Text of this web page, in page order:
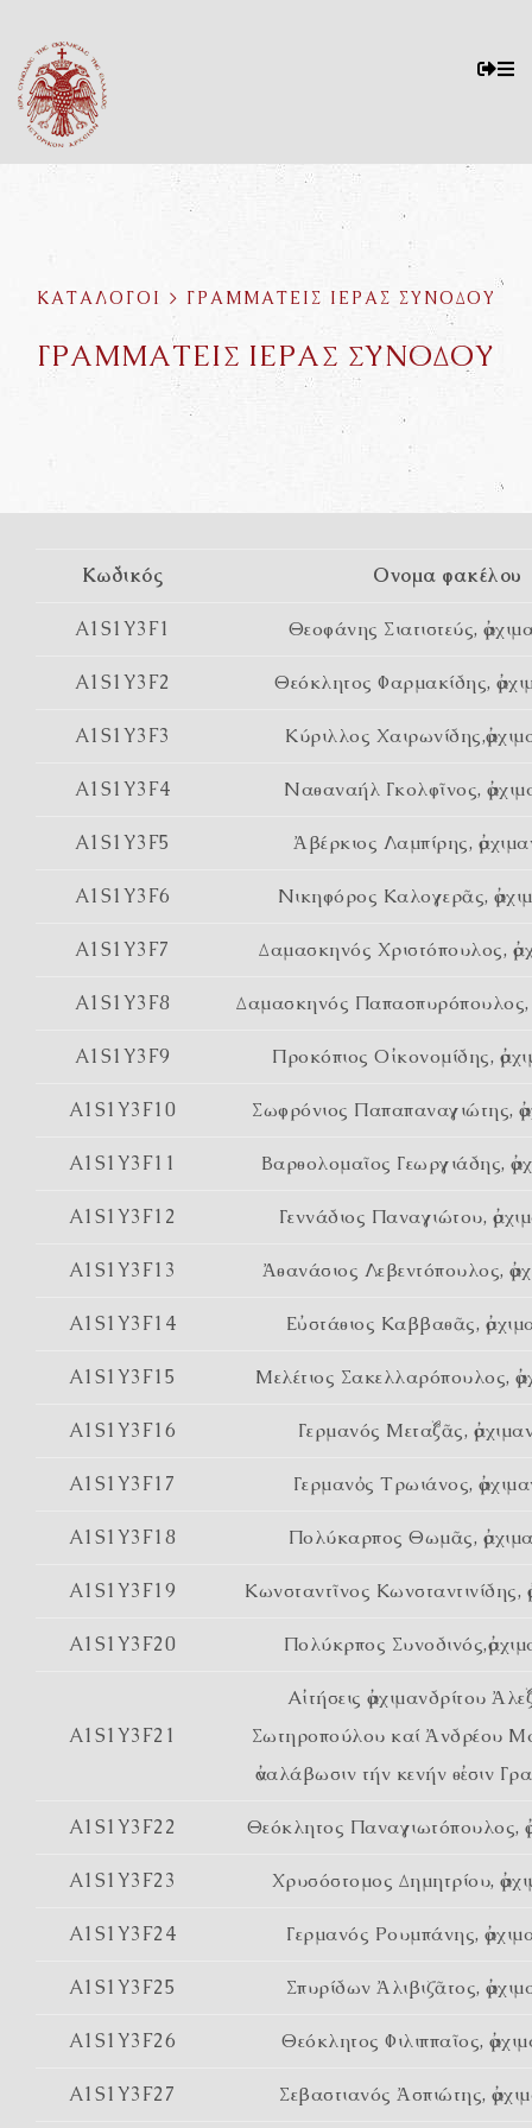
ΚΑΤΑΛΟΓΟΙ > ΓΡΑΜΜΑΤΕΙΣ ΙΕΡΑΣ ΣΥΝΟΔΟΥ
ΓΡΑΜΜΑΤΕΙΣ ΙΕΡΑΣ ΣΥΝΟΔΟΥ
Κωδικός Ονομα φακέλου
A1S1Y3F1 Θεοφάνης Σιατιστεύς,
A1S1Y3F2 Θεόκλητος Φαρμακίδης,
A1S1Y3F3 Κύριλλος
A1S1Y3F4 Ναθαναήλ Γκολφῖνος,
A1S1Y3F5 Ἀβέρκιος Λαμπίρης,
A1S1Y3F6 Νικηφόρος Καλογερᾶς,
A1S1Y3F7 Δαμασκηνός Χριστόπουλος,
A1S1Y3F8 Δαμασκηνός Παπασπυρόπουλος,
A1S1Y3F9 Προκόπιος Οἰκονομίδης,
A1S1Y3F10 Σωφρόνιος Παπαπαναγιώτης,
A1S1Y3F11 Βαρθολομαῖος Γεωργιάδης,
A1S1Y3F12 Γεννάδιος Παναγιώτου,
A1S1Y3F13 Ἀθανάσιος Λεβεντόπουλος,
A1S1Y3F14 Εὐστάθιος Καββαθᾶς,
A1S1Y3F15 Μελέτιος Σακελλαρόπουλος,
A1S1Y3F16 Γερμανός Μεταξᾶς,
A1S1Y3F17 Γερμανὀς Τρωιάνος,
A1S1Y3F18 Πολύκαρπος Θωμᾶς,
A1S1Y3F19 Κωνσταντῖνος Κωνσταντινίδης,
A1S1Y3F20 Πολύκρπος
A1S1Y3F21
Αἰτήσεις ἀρχιμανδρίτου
Σωτηροπούλου καί Ἀνδρέου
ἀναλάβωσιν τήν κενήν θἐσιν
A1S1Y3F22 Θεόκλητος Παναγιωτόπουλος,
A1S1Y3F23 Χρυσόστομος Δημητρίου,
A1S1Y3F24 Γερμανός Ρουμπάνης,
A1S1Y3F25 Σπυρίδων Ἀλιβιζᾶτος,
A1S1Y3F26 Θεόκλητος Φιλιππαῖος,
A1S1Y3F27 Σεβαστιανός Ἀσπιώτης,